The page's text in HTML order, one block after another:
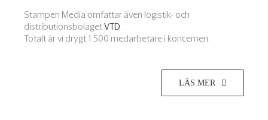
Stampen Media omfattar även logistik- och
distributionsbolagetVTD .
Totalt är vi drygt 1 500 medarbetare i koncernen.
LÄS MER